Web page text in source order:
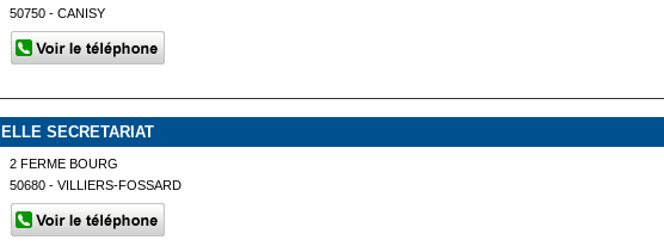
50750 - CANISY
ELLE SECRETARIAT
2 FERME BOURG
50680 - VILLIERS-FOSSARD